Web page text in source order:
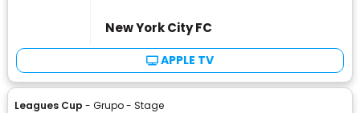
New York City FC
APPLE TV
Leagues Cup - Grupo - Stage